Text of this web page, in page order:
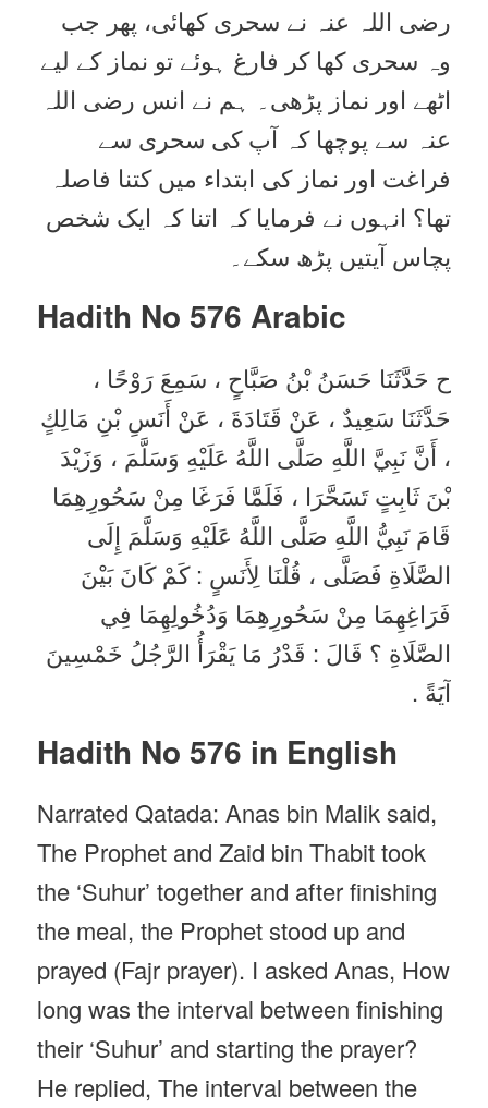
رضی اللہ عنہ نے سحری کھائی، پھر جب
وہ سحری کھا کر فارغ ہوئے تو نماز کے لیے
اٹھے اور نماز پڑھی۔ ہم نے انس رضی اللہ
عنہ سے پوچھا کہ آپ کی سحری سے
فراغت اور نماز کی ابتداء میں کتنا فاصلہ
تھا؟ انہوں نے فرمایا کہ اتنا کہ ایک شخص
پچاس آیتیں پڑھ سکے۔
Hadith No 576 Arabic
ح حَدَّثَنَا حَسَنُ بْنُ صَبَّاحٍ ، سَمِعَ رَوْحًا ،
حَدَّثَنَا سَعِيدٌ ، عَنْ قَتَادَةَ ، عَنْ أَنَسِ بْنِ مَالِكٍ
، أَنَّ نَبِيَّ اللَّهِ صَلَّى اللَّهُ عَلَيْهِ وَسَلَّمَ ، وَزَيْدَ
بْنَ ثَابِتٍ تَسَحَّرَا ، فَلَمَّا فَرَغَا مِنْ سَحُورِهِمَا
قَامَ نَبِيُّ اللَّهِ صَلَّى اللَّهُ عَلَيْهِ وَسَلَّمَ إِلَى
الصَّلَاةِ فَصَلَّى ، قُلْنَا لِأَنَسٍ : كَمْ كَانَ بَيْنَ
فَرَاغِهِمَا مِنْ سَحُورِهِمَا وَدُخُولِهِمَا فِي
الصَّلَاةِ ؟ قَالَ : قَدْرُ مَا يَقْرَأُ الرَّجُلُ خَمْسِينَ
آيَةً .
Hadith No 576 in English
Narrated Qatada: Anas bin Malik said,
The Prophet and Zaid bin Thabit took
the ‘Suhur’ together and after finishing
the meal, the Prophet stood up and
prayed (Fajr prayer). I asked Anas, How
long was the interval between finishing
their ‘Suhur’ and starting the prayer?
He replied, The interval between the